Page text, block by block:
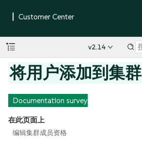
v2.14
将用户添加到集群
Documentation survey
在此页面上
编辑集群成员资格